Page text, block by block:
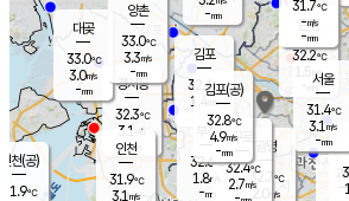
경서동
32.3℃
3.1 m/s
-mm
-mm
대곶
33.0℃
3.0m/s
-mm
김포
32.4℃
1.4 m/s
mm
광명
32.7 ℃
2.0 m/s
부천
32.6℃
1.8m/s
-mm
양촌
33.0℃
3.3m/s
-mm
구로
32.4℃
2.7m/s
은평
32.2℃
1.5 m/s
- mm
31.7℃
-m/s
-mm
인천(공)
31.9℃
김포(공)
32.8℃
4.9m/s
-mm
인천
31.9℃
3.1 m/s
서울
31.4℃
3.1 m/s
-mm